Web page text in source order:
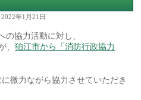
年1月21日
の協力活動に対し、
、狛江市から「消防行政協力
微力ながら協力させていただき